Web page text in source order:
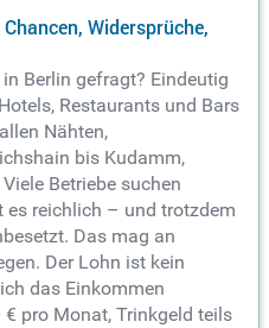
Widersprüche,
Berlin gefragt? Eindeutig
Restaurants und Bars
Nähten,
bis Kudamm,
Betriebe suchen
es reichlich – und trotzdem
Das mag an
Der Lohn ist kein
das Einkommen
pro Monat, Trinkgeld teils